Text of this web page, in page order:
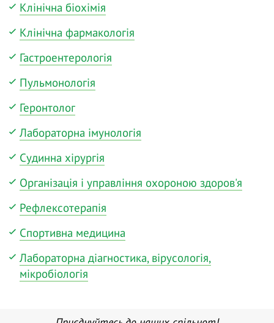
Клінічна біохімія
Клінічна фармакологія
Гастроентерологія
Пульмонологія
Геронтолог
Лабораторна імунологія
Судинна хірургія
Організація і управління охороною здоров'я
Рефлексотерапія
Спортивна медицина
Лабораторна діагностика, вірусологія,
мікробіологія